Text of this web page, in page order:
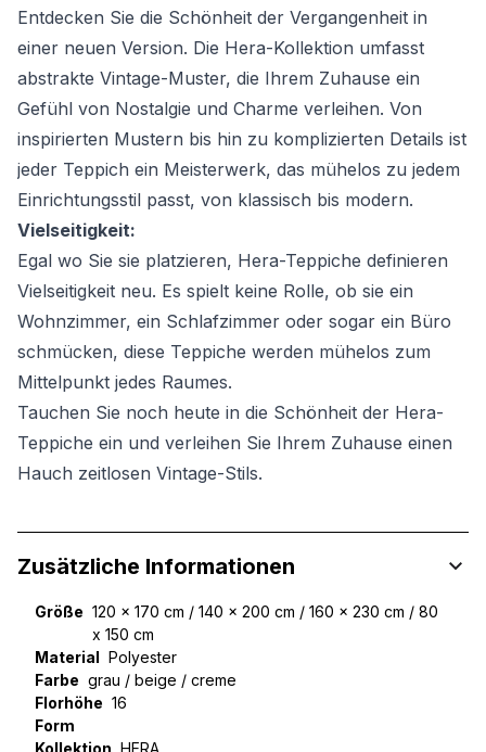
Entdecken Sie die Schönheit der Vergangenheit in
einer neuen Version. Die Hera-Kollektion umfasst
abstrakte Vintage-Muster, die Ihrem Zuhause ein
Gefühl von Nostalgie und Charme verleihen. Von
inspirierten Mustern bis hin zu komplizierten Details ist
jeder Teppich ein Meisterwerk, das mühelos zu jedem
Einrichtungsstil passt, von klassisch bis modern.
Vielseitigkeit:
Egal wo Sie sie platzieren, Hera-Teppiche definieren
Vielseitigkeit neu. Es spielt keine Rolle, ob sie ein
Wohnzimmer, ein Schlafzimmer oder sogar ein Büro
schmücken, diese Teppiche werden mühelos zum
Mittelpunkt jedes Raumes.
Tauchen Sie noch heute in die Schönheit der Hera-
Teppiche ein und verleihen Sie Ihrem Zuhause einen
Hauch zeitlosen Vintage-Stils.
Zusätzliche Informationen
Größe 120 x 170 cm / 140 x 200 cm / 160 x 230 cm / 80
x 150 cm
Material Polyester
Farbe grau / beige / creme
Florhöhe 16
Form